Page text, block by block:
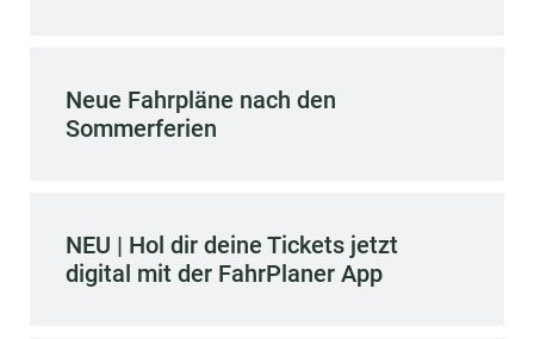
Neue Fahrpläne nach den
Sommerferien
NEU | Hol dir deine Tickets jetzt
digital mit der FahrPlaner App